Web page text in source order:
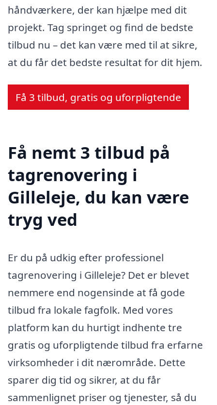
håndværkere, der kan hjælpe med dit
projekt. Tag springet og find de bedste
tilbud nu – det kan være med til at sikre,
at du får det bedste resultat for dit hjem.
Få 3 tilbud, gratis og uforpligtende
Få nemt 3 tilbud på
tagrenovering i
Gilleleje, du kan være
tryg ved
Er du på udkig efter professionel
tagrenovering i Gilleleje? Det er blevet
nemmere end nogensinde at få gode
tilbud fra lokale fagfolk. Med vores
platform kan du hurtigt indhente tre
gratis og uforpligtende tilbud fra erfarne
virksomheder i dit nærområde. Dette
sparer dig tid og sikrer, at du får
sammenlignet priser og tjenester, så du